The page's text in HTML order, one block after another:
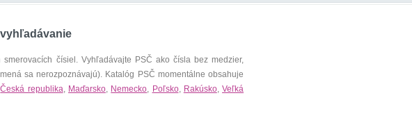
smerovacích čísiel. Vyhľadávajte PSČ ako čísla bez medzier,
sa nerozpoznávajú). Katalóg PSČ momentálne obsahuje
Česká republika, Maďarsko, Nemecko, Poľsko, Rakúsko,Veľká